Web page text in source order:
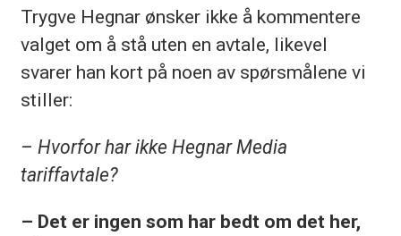
Trygve Hegnar ønsker ikke å kommentere
valget om å stå uten en avtale, likevel
svarer han kort på noen av spørsmålene vi
stiller:
– Hvorfor har ikke Hegnar Media
tariffavtale?
– Det er ingen som har bedt om det her,